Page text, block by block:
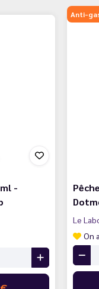
-
Anti-
Le
On